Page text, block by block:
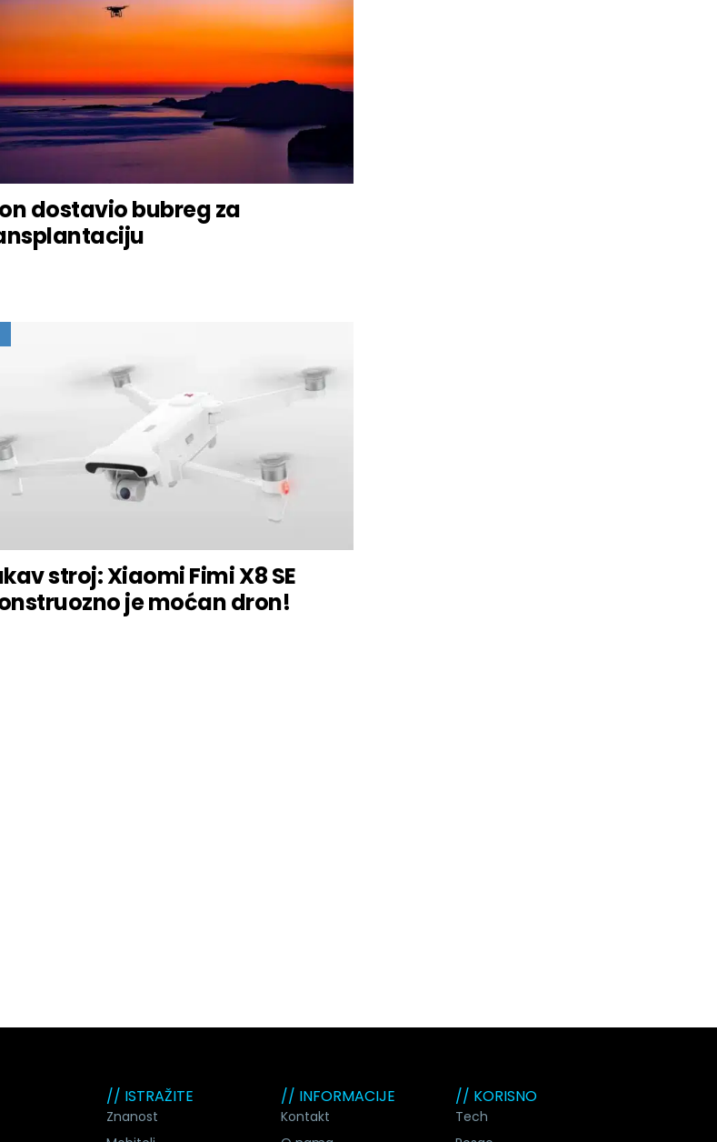
dostavio bubreg za
stroj: Xiaomi Fimi X8 SE
je moćan dron!
// ISTRAŽITE
Znanost
// INFORMACIJE
Kontakt
// KORISNO
Tech